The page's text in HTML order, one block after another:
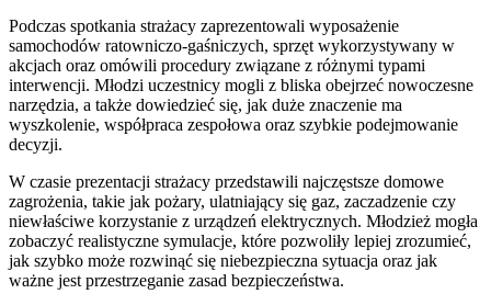
Podczas spotkania strażacy zaprezentowali wyposażenie
samochodów ratowniczo-gaśniczych, sprzęt wykorzystywany w
akcjach oraz omówili procedury związane z różnymi typami
interwencji. Młodzi uczestnicy mogli z bliska obejrzeć nowoczesne
narzędzia, a także dowiedzieć się, jak duże znaczenie ma
wyszkolenie, współpraca zespołowa oraz szybkie podejmowanie
decyzji.
W czasie prezentacji strażacy przedstawili najczęstsze domowe
zagrożenia, takie jak pożary, ulatniający się gaz, zaczadzenie czy
niewłaściwe korzystanie z urządzeń elektrycznych. Młodzież mogła
zobaczyć realistyczne symulacje, które pozwoliły lepiej zrozumieć,
jak szybko może rozwinąć się niebezpieczna sytuacja oraz jak
ważne jest przestrzeganie zasad bezpieczeństwa.